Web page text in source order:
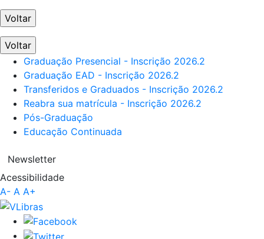
Voltar
Voltar
Graduação Presencial - Inscrição 2026.2
Graduação EAD - Inscrição 2026.2
Transferidos e Graduados - Inscrição 2026.2
Reabra sua matrícula - Inscrição 2026.2
Pós-Graduação
Educação Continuada
Newsletter
Acessibilidade
A- A A+